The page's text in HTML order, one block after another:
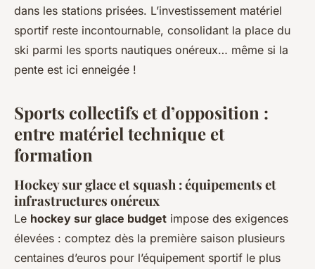
dans les stations prisées. L’investissement matériel
sportif reste incontournable, consolidant la place du
ski parmi les sports nautiques onéreux… même si la
pente est ici enneigée !
Sports collectifs et d’opposition :
entre matériel technique et
formation
Hockey sur glace et squash : équipements et
infrastructures onéreux
Le hockey sur glace budget impose des exigences
élevées : comptez dès la première saison plusieurs
centaines d’euros pour l’équipement sportif le plus